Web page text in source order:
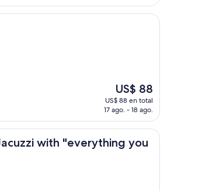
de
El
precio
actual
de
US$ 88
US$ 88
US$ 88 en total
17 ago. - 18 ago.
with "everything you
you need and more" in Tigre💖.